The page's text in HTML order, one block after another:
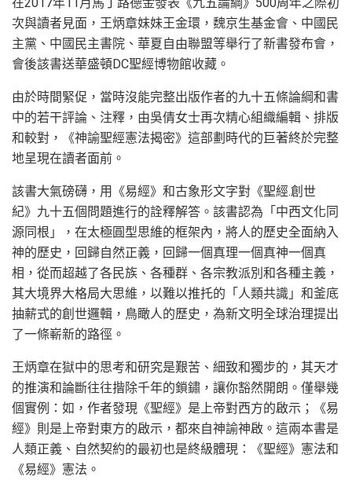
次與讀者見面，王炳章妹妹王金環，魏京生基金會、中國民
主黨、中國民主書院、華夏自由聯盟等舉行了新書發布會，
會後該書送華盛頓DC聖經博物館收藏。
由於時間緊促，當時沒能完整出版作者的九十五條論綱和書
中的若干評論、注釋，由吳倩女士再次精心組織編輯、排版
和較對，《神諭聖經憲法揭密》這部劃時代的巨著終於完整
地呈現在讀者面前。
該書大氣磅礴，用《易經》和古象形文字對《聖經.創世
紀》九十五個問題進行的詮釋解答。該書認為「中西文化同
源同根」，在太極圓型思維的框架內，將人的歷史全面納入
神的歷史，回歸自然正義，回歸一個真理一個真神一個真
相，從而超越了各民族、各種群、各宗教派別和各種主義，
其大境界大格局大思維，以難以推托的「人類共識」和釜底
抽薪式的創世邏輯，鳥瞰人的歷史，為新文明全球治理提出
了一條嶄新的路徑。
王炳章在獄中的思考和研究是艱苦、細致和獨步的，其天才
的推演和論斷往往揩除千年的鎖鏽，讓你豁然開朗。僅舉幾
個實例：如，作者發現《聖經》是上帝對西方的啟示；《易
經》則是上帝對東方的啟示，都來自神諭神啟。這兩本書是
人類正義、自然契約的最初也是終級體現：《聖經》憲法和
《易經》憲法。